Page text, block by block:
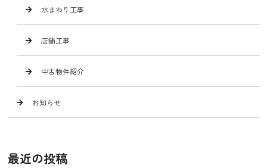
水まわり工事
店舗工事
中古物件紹介
お知らせ
最近の投稿